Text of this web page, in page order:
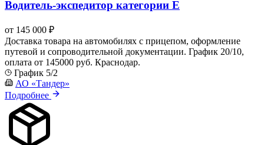
Водитель-экспедитор категории Е
от 145 000 ₽
Доставка товара на автомобилях с прицепом, оформление
путевой и сопроводительной документации. График 20/10,
оплата от 145000 руб. Краснодар.
График 5/2
АО «Тандер»
Подробнее